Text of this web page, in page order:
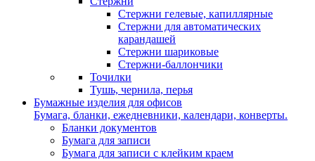
Стержни гелевые, капиллярные
Стержни для автоматических
карандашей
Стержни шариковые
Стержни-баллончики
Точилки
Тушь, чернила, перья
Бумажные изделия для офисов
Бумага, бланки, ежедневники, календари, конверты.
Бланки документов
Бумага для записи
Бумага для записи с клейким краем